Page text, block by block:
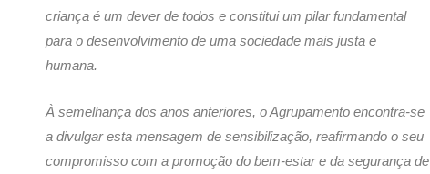
criança é um dever de todos e constitui um pilar fundamental
para o desenvolvimento de uma sociedade mais justa e
humana.
À semelhança dos anos anteriores, o Agrupamento encontra-se
a divulgar esta mensagem de sensibilização, reafirmando o seu
compromisso com a promoção do bem‑estar e da segurança de